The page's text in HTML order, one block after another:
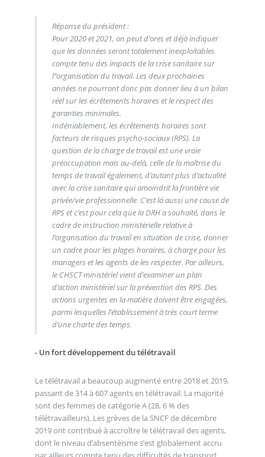
Réponse du président :
Pour 2020 et 2021, on peut d’ores et déjà indiquer
que les données seront totalement inexploitables
compte tenu des impacts de la crise sanitaire sur
l’’organisation du travail. Les deux prochaines
années ne pourront donc pas donner lieu à un bilan
réel sur les écrêtements horaires et le respect des
garanties minimales.
Indéniablement, les écrêtements horaires sont
facteurs de risques psycho-sociaux (RPS). La
question de la charge de travail est une vraie
préoccupation mais au-delà, celle de la maîtrise du
temps de travail également, d’autant plus d’actualité
avec la crise sanitaire qui amoindrit la frontière vie
privée/vie professionnelle. C’est là aussi une cause de
RPS et c’est pour cela que la DRH a souhaité, dans le
cadre de instruction ministérielle relative à
l’organisation du travail en situation de crise, donner
un cadre pour les plages horaires, à charge pour les
managers et les agents de les respecter. Par ailleurs,
le CHSCT ministériel vient d’examiner un plan
d’action ministériel sur la prévention des RPS. Des
actions urgentes en la matière doivent être engagées,
parmi lesquelles l’établissement à très court terme
d’une charte des temps.
- Un fort développement du télétravail
Le télétravail a beaucoup augmenté entre 2018 et 2019,
passant de 314 à 607 agents en télétravail. La majorité
sont des femmes de catégorie A (28, 6 % des
télétravailleurs). Les grèves de la SNCF de décembre
2019 ont contribué à accroître le télétravail des agents,
dont le niveau d’absentéisme s’est globalement accru